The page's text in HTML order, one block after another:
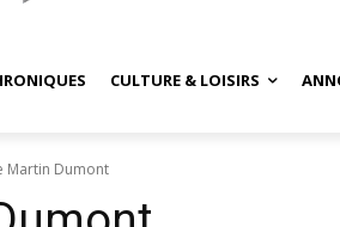
CULTURE & LOISIRS
Martin Dumont